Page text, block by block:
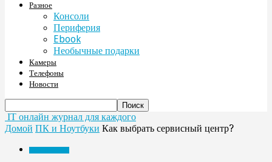
Разное
Консоли
Периферия
Ebook
Необычные подарки
Камеры
Телефоны
Новости
IT онлайн журнал для каждого
Домой ПК и Ноутбуки Как выбрать сервисный центр?